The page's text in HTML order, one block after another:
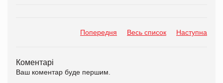
Попередня Весь список Наступна
Коментарі
Ваш коментар буде першим.